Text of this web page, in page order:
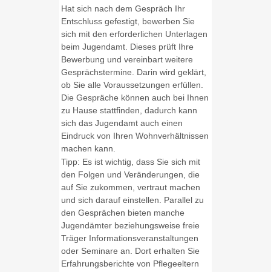
Hat sich nach dem Gespräch Ihr
Entschluss gefestigt, bewerben Sie
sich mit den erforderlichen Unterlagen
beim Jugendamt. Dieses prüft Ihre
Bewerbung und vereinbart weitere
Gesprächstermine. Darin wird geklärt,
ob Sie alle Voraussetzungen erfüllen.
Die Gespräche können auch bei Ihnen
zu Hause stattfinden, dadurch kann
sich das Jugendamt auch einen
Eindruck von Ihren Wohnverhältnissen
machen kann.
Tipp: Es ist wichtig, dass Sie sich mit
den Folgen und Veränderungen, die
auf Sie zukommen, vertraut machen
und sich darauf einstellen. Parallel zu
den Gesprächen bieten manche
Jugendämter beziehungsweise freie
Träger Informationsveranstaltungen
oder Seminare an. Dort erhalten Sie
Erfahrungsberichte von Pflegeeltern